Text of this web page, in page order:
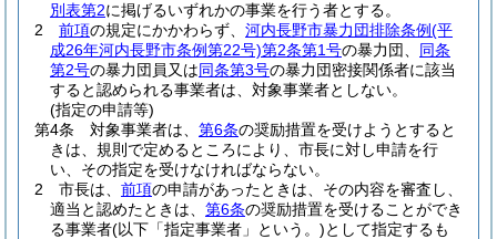
別表第2に掲げるいずれかの事業を行う者とする。
2
前項の規定にかかわらず、 河内長野市暴力団排除条例(平
成26年河内長野市条例第22号)第2条第1号の暴力団、 同条
第2号の暴力団員又は同条第3号の暴力団密接関係者に該当
すると認められる事業者は、対象事業者としない。
(指定の申請等)
第4条
対象事業者は、 第6条の奨励措置を受けようとすると
きは、規則で定めるところにより、市長に対し申請を行
い、その指定を受けなければならない。
2
市長は、 前項の申請があったときは、その内容を審査し、
適当と認めたときは、 第6条の奨励措置を受けることができ
る事業者(以下「指定事業者」という。)として指定するも